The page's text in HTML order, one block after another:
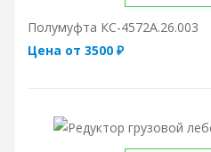
Полумуфта КС-4572А.26.003
Цена от 3500 ₽